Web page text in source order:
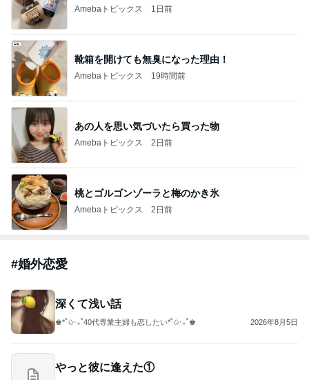
Amebaトピックス 1日前
靴箱を開けても無臭になった理由！
Amebaトピックス 19時間前
あの人を思い気づいたら買った物
Amebaトピックス 2日前
桃とゴルゴンゾーラと梅のかき氷
Amebaトピックス 2日前
#婚外恋愛
深くて浅い話
♚︎*˚✩︎‧₊˚40代専業主婦も恋したい*˚✩︎‧₊˚♚︎ 2026年8月5日
やっと彼に逢えた①